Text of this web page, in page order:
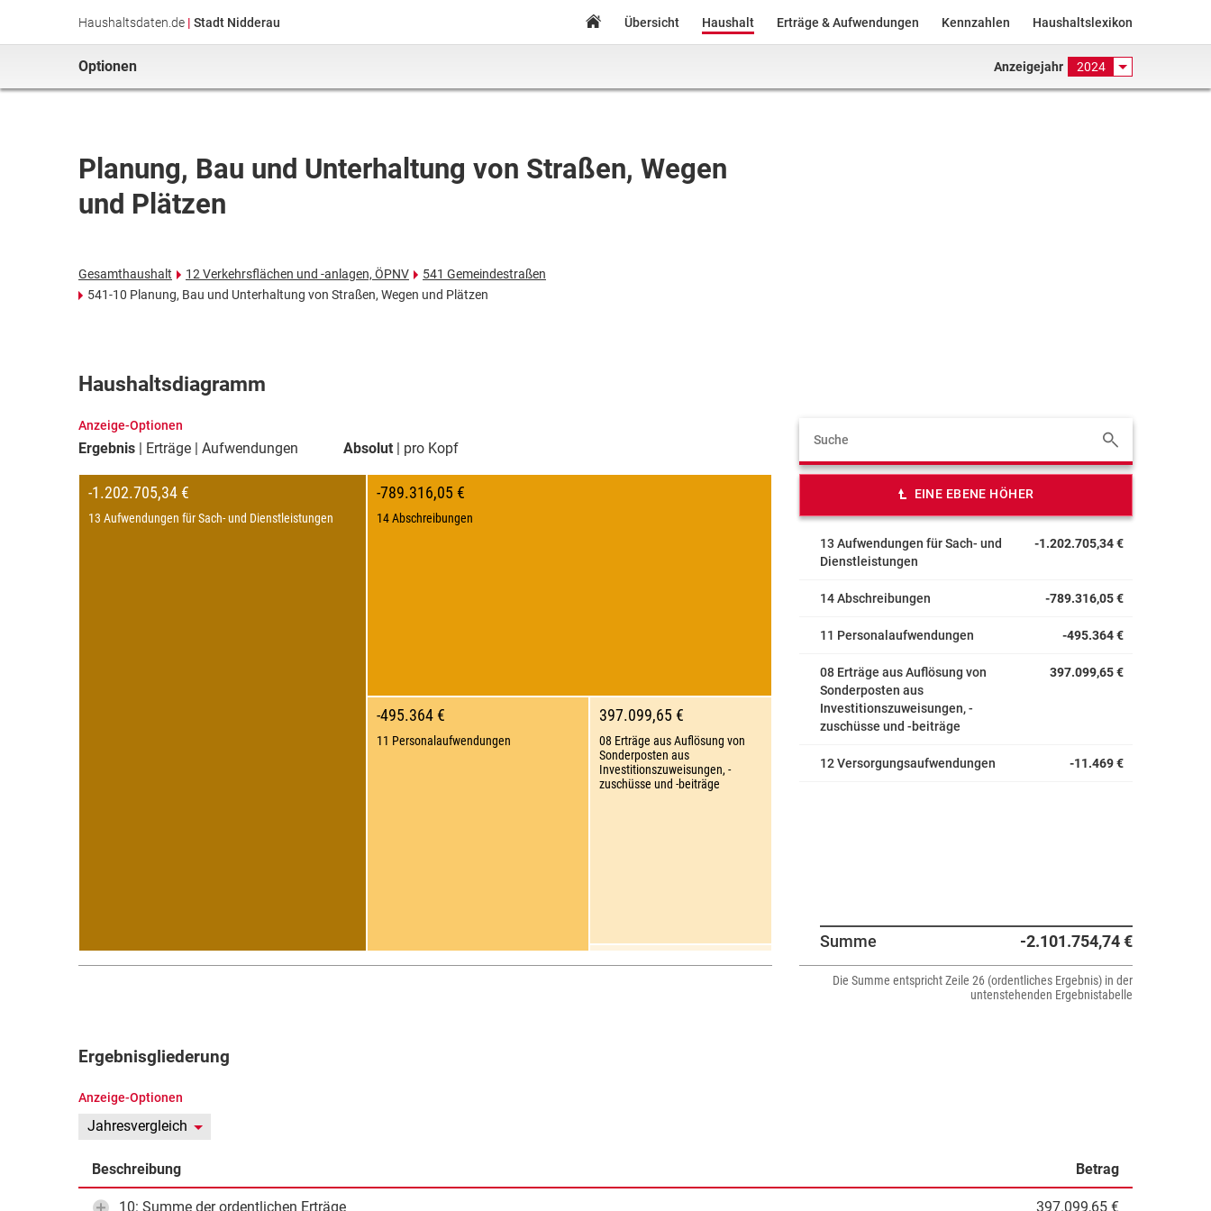
Haushaltsdaten.de | Stadt Nidderau Übersicht Haushalt Erträge & Aufwendungen Kennzahlen Haushaltslexikon
Optionen Anzeigejahr 2024
Planung, Bau und Unterhaltung von Straßen, Wegen
und Plätzen
Gesamthaushalt 12 Verkehrsflächen und -anlagen, ÖPNV
541 Gemeindestraßen
541-10 Planung, Bau und Unterhaltung von Straßen, Wegen und Plätzen
Haushaltsdiagramm
Anzeige-Optionen
Ergebnis Erträge Aufwendungen Absolut pro Kopf
-1.202.705,34 €
13 Aufwendungen für Sach- und Dienstleistungen
-789.316,05 €
14 Abschreibungen
-495.364 €
11 Personalaufwendungen
397.099,65 €
08 Erträge aus Auflösung von
Sonderposten aus
Investitionszuweisungen, -
zuschüsse und -beiträge
EINE EBENE HÖHER
13 Aufwendungen für Sach- und
Dienstleistungen
-1.202.705,34 €
14 Abschreibungen -789.316,05 €
11 Personalaufwendungen -495.364 €
08 Erträge aus Auflösung von
Sonderposten aus
Investitionszuweisungen, -
zuschüsse und -beiträge
397.099,65 €
12 Versorgungsaufwendungen -11.469 €
Summe -2.101.754,74 €
Die Summe entspricht Zeile 26 (ordentliches Ergebnis) in der
untenstehenden Ergebnistabelle
Ergebnisgliederung
Anzeige-Optionen
Jahresvergleich
Beschreibung Betrag
10: Summe der ordentlichen Erträge 397.099,65 €